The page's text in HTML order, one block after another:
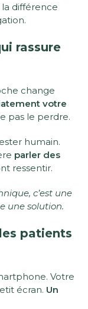
la différence
rassure
change
votre
pas le perdre.
humain.
parler des
ressentir.
c’est une
une solution.
patients
Votre
écran. Un